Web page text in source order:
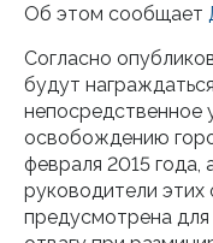
Об этом сообщает
Согласно
будут
непосредственное
освобождению
февраля 2015 года,
руководители этих
предусмотрена